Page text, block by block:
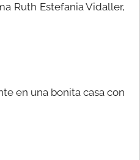
Ruth Estefania Vidaller,
en una bonita casa con